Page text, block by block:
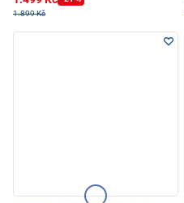
1.899 Kč